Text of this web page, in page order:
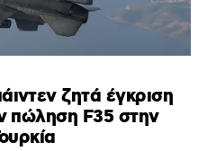
ζητά έγκριση
πώληση F35 στην